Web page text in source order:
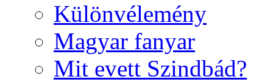
Különvélemény
Magyar fanyar
Mit evett Szindbád?